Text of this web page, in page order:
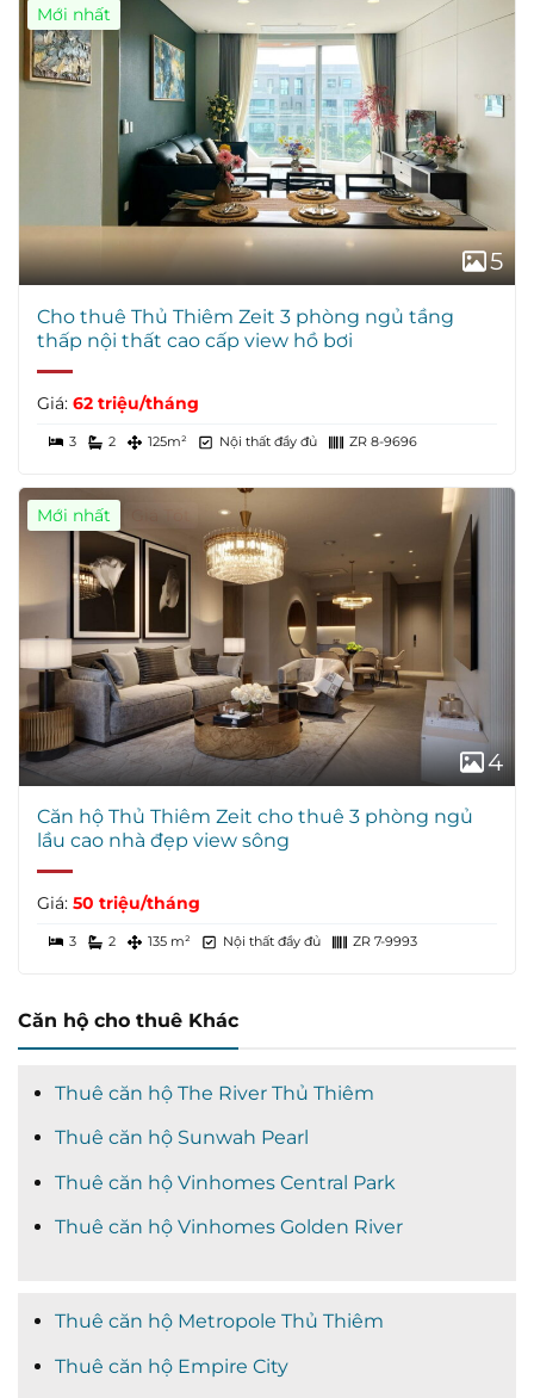
Mới nhất
5
Cho thuê Thủ Thiêm Zeit 3 phòng ngủ tầng
thấp nội thất cao cấp view hồ bơi
Giá: 62 triệu/tháng
3 2 125m² Nội thất đầy đủ ZR 8-9696
Mới nhất Giá Tốt
4
Căn hộ Thủ Thiêm Zeit cho thuê 3 phòng ngủ
lầu cao nhà đẹp view sông
Giá: 50 triệu/tháng
3 2 135 m² Nội thất đầy đủ ZR 7-9993
Căn hộ cho thuê Khác
Thuê căn hộ The River Thủ Thiêm
Thuê căn hộ Sunwah Pearl
Thuê căn hộ Vinhomes Central Park
Thuê căn hộ Vinhomes Golden River
Thuê căn hộ Metropole Thủ Thiêm
Thuê căn hộ Empire City